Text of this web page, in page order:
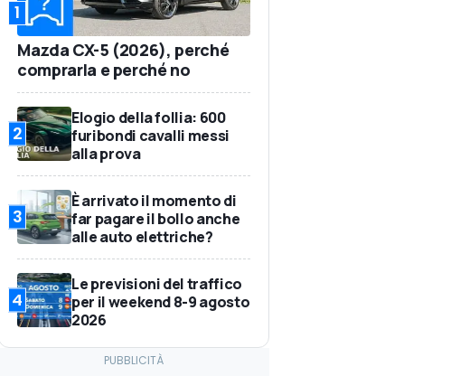
1
Mazda CX-5 (2026), perché
comprarla e perché no
2
Elogio della follia: 600
furibondi cavalli messi
alla prova
3
È arrivato il momento di
far pagare il bollo anche
alle auto elettriche?
4
Le previsioni del traffico
per il weekend 8-9 agosto
2026